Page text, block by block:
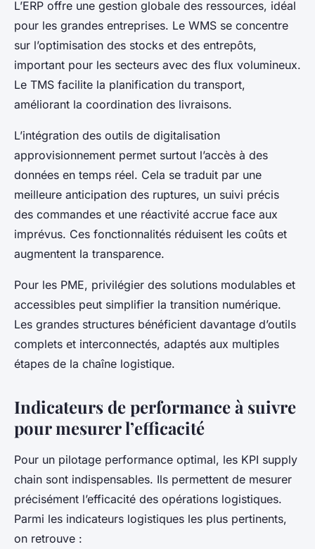
L’ERP offre une gestion globale des ressources, idéal
pour les grandes entreprises. Le WMS se concentre
sur l’optimisation des stocks et des entrepôts,
important pour les secteurs avec des flux volumineux.
Le TMS facilite la planification du transport,
améliorant la coordination des livraisons.
L’intégration des outils de digitalisation
approvisionnement permet surtout l’accès à des
données en temps réel. Cela se traduit par une
meilleure anticipation des ruptures, un suivi précis
des commandes et une réactivité accrue face aux
imprévus. Ces fonctionnalités réduisent les coûts et
augmentent la transparence.
Pour les PME, privilégier des solutions modulables et
accessibles peut simplifier la transition numérique.
Les grandes structures bénéficient davantage d’outils
complets et interconnectés, adaptés aux multiples
étapes de la chaîne logistique.
Indicateurs de performance à suivre
pour mesurer l’efficacité
Pour un pilotage performance optimal, les KPI supply
chain sont indispensables. Ils permettent de mesurer
précisément l’efficacité des opérations logistiques.
Parmi les indicateurs logistiques les plus pertinents,
on retrouve :